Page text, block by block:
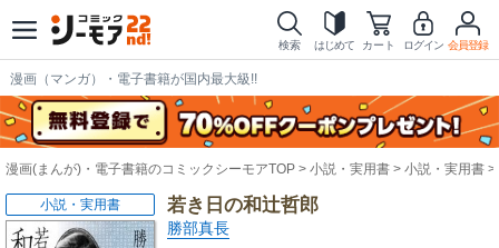
検索 はじめて カート ログイン 会員登録
漫画（マンガ）・電子書籍が国内最大級!!
漫画(まんが)・電子書籍のコミックシーモアTOP 小説・実用書 小説・実用書
若き日の和辻哲郎
勝部真長
小説・実用書